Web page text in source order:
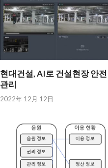
현대건설, AI로 건설현장 안전
관리
2022年 12月 12日